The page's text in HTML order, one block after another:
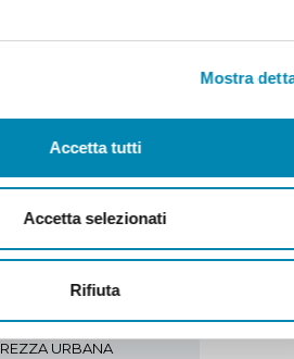
Mostra
Accetta tutti
Accetta selezionati
Rifiuta
CONDIVIDI
ITALIANO
URBANA